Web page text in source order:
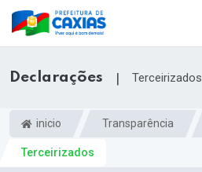
Declarações | Terceirizados
inicio Transparência
Terceirizados